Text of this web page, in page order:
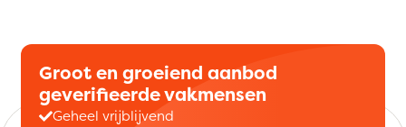
Groot en groeiend aanbod
geverifieerde vakmensen
Geheel vrijblijvend